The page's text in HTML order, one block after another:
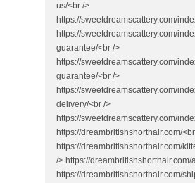
us/<br />
https://sweetdreamscattery.com/
https://sweetdreamscattery.com/
guarantee/<br />
https://sweetdreamscattery.com/
guarantee/<br />
https://sweetdreamscattery.com/
delivery/<br />
https://sweetdreamscattery.com/
https://dreambritishshorthair.com/
https://dreambritishshorthair.com/
/> https://dreambritishshorthair.com/
https://dreambritishshorthair.com/